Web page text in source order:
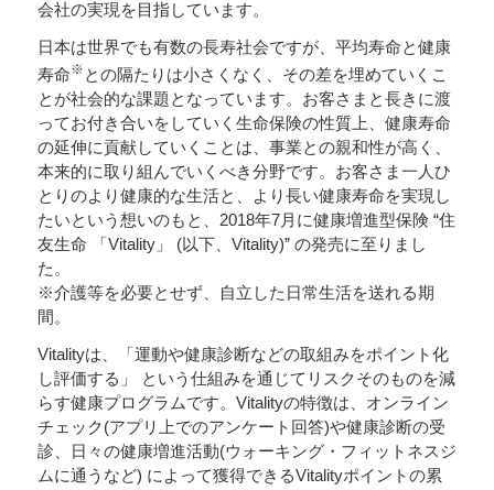
会社の実現を目指しています。
日本は世界でも有数の長寿社会ですが、平均寿命と健康
寿命※ との隔たりは小さくなく、その差を埋めていくこ
とが社会的な課題となっています。お客さまと長きに渡
ってお付き合いをしていく生命保険の性質上、健康寿命
の延伸に貢献していくことは、事業との親和性が高く、
本来的に取り組んでいくべき分野です。お客さま一人ひ
とりのより健康的な生活と、より長い健康寿命を実現し
たいという想いのもと、2018年7月に健康増進型保険 “住
友生命 「Vitality」 (以下、Vitality)” の発売に至りまし
た。
※介護等を必要とせず、自立した日常生活を送れる期
間。
Vitalityは、「運動や健康診断などの取組みをポイント化
し評価する」 という仕組みを通じてリスクそのものを減
らす健康プログラムです。Vitalityの特徴は、オンライン
チェック(アプリ上でのアンケート回答)や健康診断の受
診、日々の健康増進活動(ウォーキング・フィットネスジ
ムに通うなど) によって獲得できるVitalityポイントの累